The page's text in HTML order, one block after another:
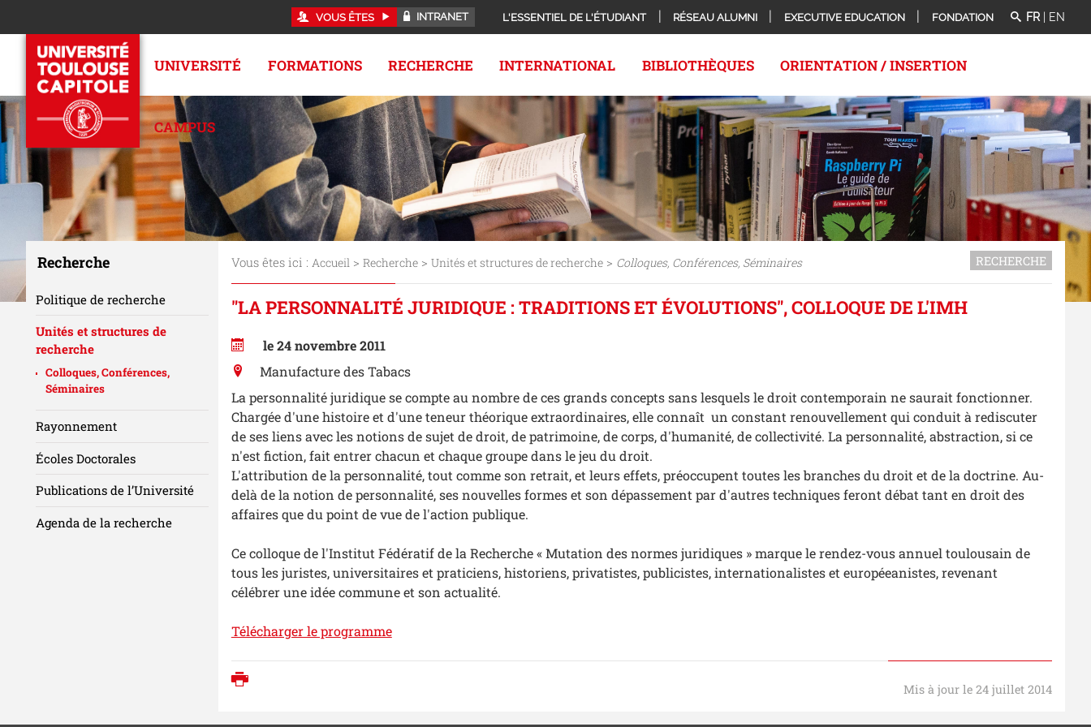
VOUS ÊTES INTRANET L'ESSENTIEL DE L'ÉTUDIANT RÉSEAU ALUMNI EXECUTIVE EDUCATION FONDATION FR EN
UNIVERSITÉ FORMATIONS RECHERCHE INTERNATIONAL BIBLIOTHÈQUES ORIENTATION / INSERTION
CAMPUS
Vous êtes ici : Accueil> Recherche> Unités et structures de recherche> Colloques, Conférences, Séminaires RECHERCHE
"LA PERSONNALITÉ JURIDIQUE : TRADITIONS ET ÉVOLUTIONS", COLLOQUE DE L'IMH
le 24 novembre 2011
Manufacture des Tabacs
La personnalité juridique se compte au nombre de ces grands concepts sans lesquels le droit contemporain ne saurait fonctionner.
Chargée d'une histoire et d'une teneur théorique extraordinaires, elle connaît un constant renouvellement qui conduit à rediscuter
de ses liens avec les notions de sujet de droit, de patrimoine, de corps, d'humanité, de collectivité. La personnalité, abstraction, si ce
n'est fiction, fait entrer chacun et chaque groupe dans le jeu du droit.
L'attribution de la personnalité, tout comme son retrait, et leurs effets, préoccupent toutes les branches du droit et de la doctrine. Au-
delà de la notion de personnalité, ses nouvelles formes et son dépassement par d'autres techniques feront débat tant en droit des
affaires que du point de vue de l'action publique.
Ce colloque de l'Institut Fédératif de la Recherche « Mutation des normes juridiques » marque le rendez-vous annuel toulousain de
tous les juristes, universitaires et praticiens, historiens, privatistes, publicistes, internationalistes et européeanistes, revenant
célébrer une idée commune et son actualité.
Télécharger le programme
Mis à jour le 24 juillet 2014
Recherche
Politique de recherche
Unités et structures de
recherche
Colloques, Conférences,
Séminaires
Rayonnement
Écoles Doctorales
Publications de l’Université
Agenda de la recherche